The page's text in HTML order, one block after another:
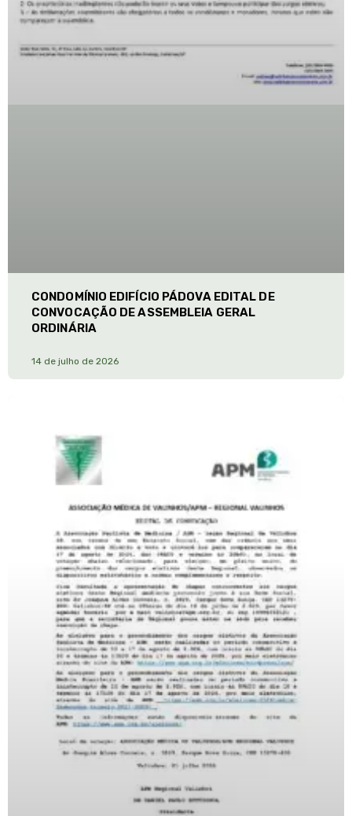
CONDOMÍNIO EDIFÍCIO PÁDOVA EDITAL DE
CONVOCAÇÃO DE ASSEMBLEIA GERAL
ORDINÁRIA
14 de julho de 2026